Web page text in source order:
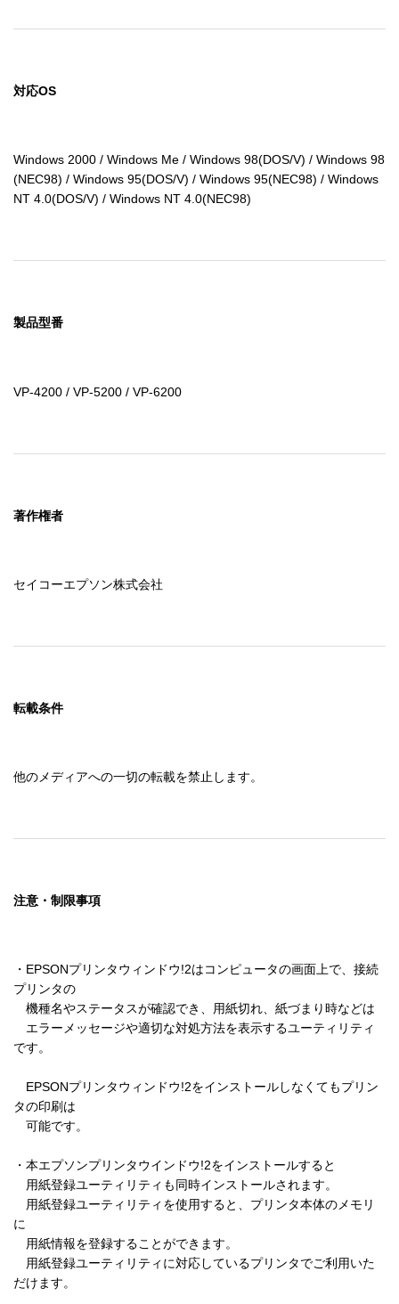
対応OS
Windows 2000 / Windows Me / Windows 98(DOS/V) / Windows 98
(NEC98) / Windows 95(DOS/V) / Windows 95(NEC98) / Windows
NT 4.0(DOS/V) / Windows NT 4.0(NEC98)
製品型番
VP-4200 / VP-5200 / VP-6200
著作権者
セイコーエプソン株式会社
転載条件
他のメディアへの一切の転載を禁止します。
注意・制限事項
・EPSONプリンタウィンドウ!2はコンピュータの画面上で、接続
プリンタの
機種名やステータスが確認でき、用紙切れ、紙づまり時などは
エラーメッセージや適切な対処方法を表示するユーティリティ
です。
EPSONプリンタウィンドウ!2をインストールしなくてもプリン
タの印刷は
可能です。
・本エプソンプリンタウインドウ!2をインストールすると
用紙登録ユーティリティも同時インストールされます。
用紙登録ユーティリティを使用すると、プリンタ本体のメモリ
に
用紙情報を登録することができます。
用紙登録ユーティリティに対応しているプリンタでご利用いた
だけます。